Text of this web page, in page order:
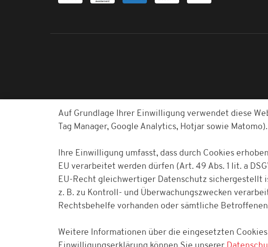
Auf Grundlage Ihrer Einwilligung verwendet diese
Tag Manager, Google Analytics, Hotjar sowie Matomo).
Ihre Einwilligung umfasst, dass durch Cookies
EU verarbeitet werden dürfen (Art. 49 Abs. 1 lit. a
EU-Recht gleichwertiger Datenschutz sichergestellt
z. B. zu Kontroll- und Überwachungszwecken
Rechtsbehelfe vorhanden oder sämtliche
Weitere Informationen über die eingesetzten